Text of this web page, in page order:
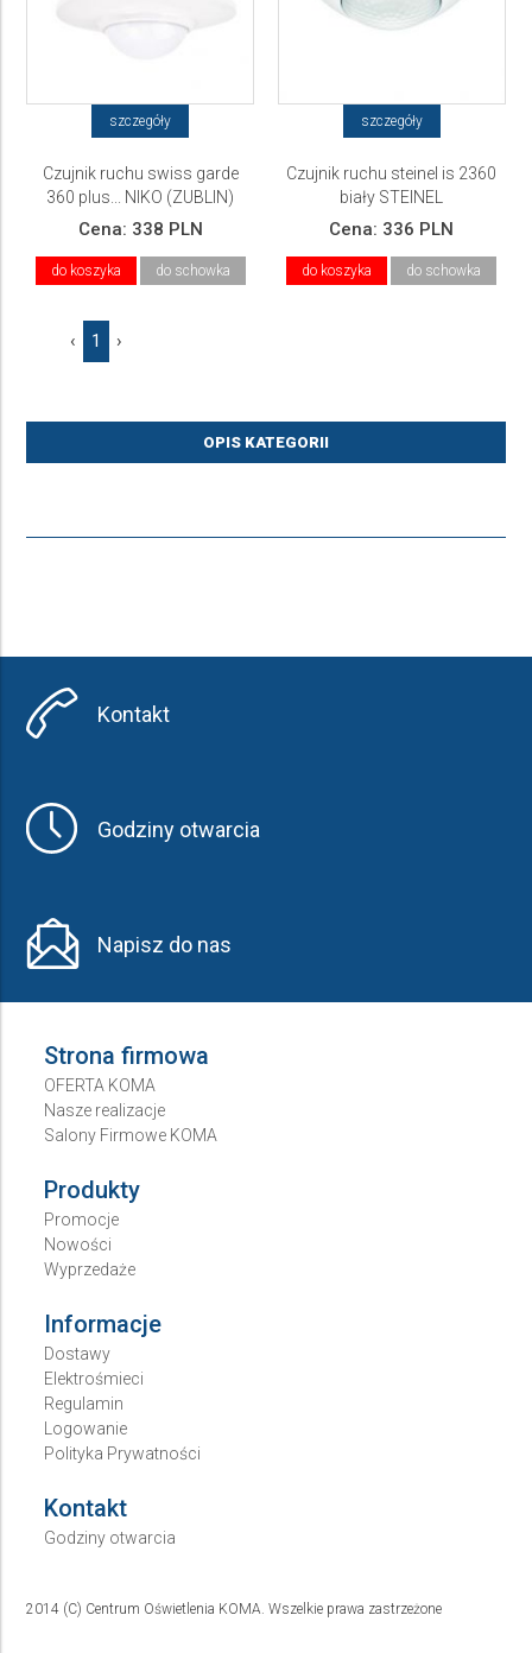
szczegóły
Czujnik ruchu swiss garde
360 plus... NIKO (ZUBLIN)
Cena: 338 PLN
do koszyka do schowka
szczegóły
Czujnik ruchu steinel is 2360
biały STEINEL
Cena: 336 PLN
do koszyka do schowka
‹ 1 ›
OPIS KATEGORII
Kontakt
Godziny otwarcia
Napisz do nas
Strona firmowa
OFERTA KOMA
Nasze realizacje
Salony Firmowe KOMA
Produkty
Promocje
Nowości
Wyprzedaże
Informacje
Dostawy
Elektrośmieci
Regulamin
Logowanie
Polityka Prywatności
Kontakt
Godziny otwarcia
2014 (C) Centrum Oświetlenia KOMA. Wszelkie prawa zastrzeżone